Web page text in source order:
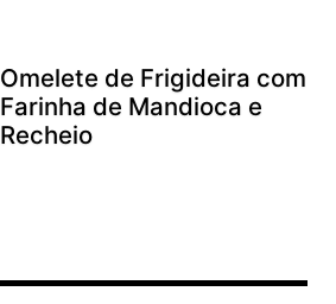
Omelete de Frigideira com
Farinha de Mandioca e
Recheio